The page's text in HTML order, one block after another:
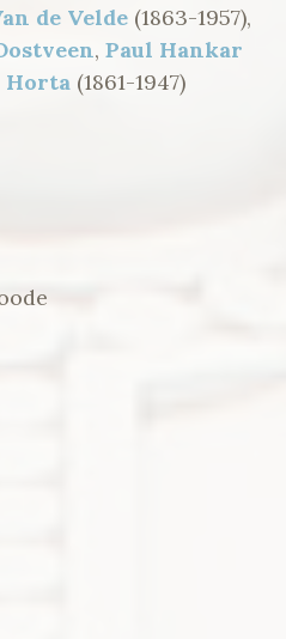
de Velde (1863-1957),
, Paul Hankar
(1861-1947)